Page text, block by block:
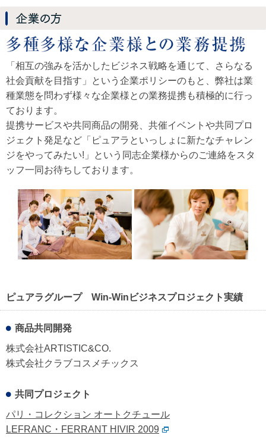
「相互の強みを活かしたビジネス戦略を通じて、さらなる
社会貢献を目指す」という企業ポリシーのもと、弊社は業
種業態を問わず様々な企業様との業務提携も積極的に行っ
ております。
提携サービスや共同商品の開発、共催イベントや共同プロ
ジェクト発足など「ピュアラといっしょに新たなチャレン
ジをやってみたい!」という同志企業様からのご連絡をスタ
ッフ一同お待ちしております。
ピュアラグループ Win-Winビジネスプロジェクト実績
商品共同開発
株式会社ARTISTIC&CO.
株式会社クラブコスメチックス
共同プロジェクト
パリ・コレクション オートクチュール
LEFRANC・FERRANT HIVIR 2009